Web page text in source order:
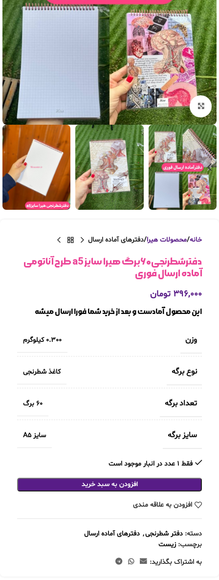
بزرگنمایی تصویر
خانه محصولات هیرا دفترهای آماده ارسال
دفترشطرنجی۶۰برگ هیرا سایز a5 طرح آناتومی
آماده ارسال فوری
۳۹۶,۰۰۰ تومان
این محصول آمادست و بعد از خرید شما فورا ارسال میشه
وزن 0.300 کیلوگرم
نوع برگه کاغذ شطرنجی
تعداد برگه 60 برگ
سایز برگه سایز A5
فقط 1 عدد در انبار موجود است
افزودن به سبد خرید
افزودن به علاقه مندی
دسته: دفتر شطرنجی, دفترهای آماده ارسال
برچسب: زیست
به اشتراک بگذارید: